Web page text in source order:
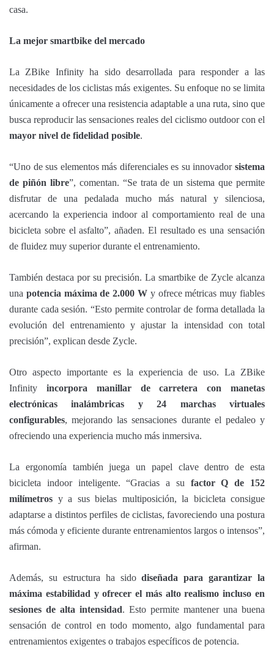
casa.
La mejor smartbike del mercado
La ZBike Infinity ha sido desarrollada para responder a las
necesidades de los ciclistas más exigentes. Su enfoque no se limita
únicamente a ofrecer una resistencia adaptable a una ruta, sino que
busca reproducir las sensaciones reales del ciclismo outdoor con el
mayor nivel de fidelidad posible.
“Uno de sus elementos más diferenciales es su innovador sistema
de piñón libre”, comentan. “Se trata de un sistema que permite
disfrutar de una pedalada mucho más natural y silenciosa,
acercando la experiencia indoor al comportamiento real de una
bicicleta sobre el asfalto”, añaden. El resultado es una sensación
de fluidez muy superior durante el entrenamiento.
También destaca por su precisión. La smartbike de Zycle alcanza
una potencia máxima de 2.000 W y ofrece métricas muy fiables
durante cada sesión. “Esto permite controlar de forma detallada la
evolución del entrenamiento y ajustar la intensidad con total
precisión”, explican desde Zycle.
Otro aspecto importante es la experiencia de uso. La ZBike
Infinity incorpora manillar de carretera con manetas
electrónicas inalámbricas y 24 marchas virtuales
configurables, mejorando las sensaciones durante el pedaleo y
ofreciendo una experiencia mucho más inmersiva.
La ergonomía también juega un papel clave dentro de esta
bicicleta indoor inteligente. “Gracias a su factor Q de 152
milímetros y a sus bielas multiposición, la bicicleta consigue
adaptarse a distintos perfiles de ciclistas, favoreciendo una postura
más cómoda y eficiente durante entrenamientos largos o intensos”,
afirman.
Además, su estructura ha sidodiseñada para garantizar la
máxima estabilidad y ofrecer el más alto realismo incluso en
sesiones de alta intensidad. Esto permite mantener una buena
sensación de control en todo momento, algo fundamental para
entrenamientos exigentes o trabajos específicos de potencia.